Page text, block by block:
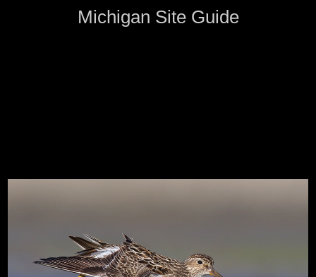
Michigan Site Guide